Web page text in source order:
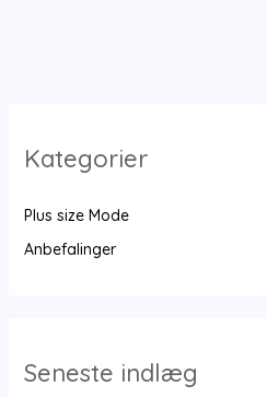
Kategorier
Plus size Mode
Anbefalinger
Seneste indlæg